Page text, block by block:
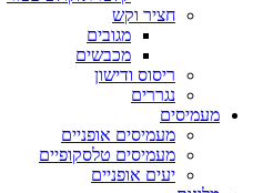
חציר וקש
מגובים
מכבשים
ריסוס ודישון
נגררים
מעמיסים
מעמיסים אופניים
מעמיסים טלסקופיים
יעים אופניים